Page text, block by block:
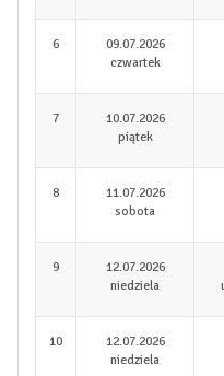
6
09.07.2026
czwartek
7
10.07.2026
piątek
8
11.07.2026
sobota
9
12.07.2026
niedziela
10
12.07.2026
niedziela